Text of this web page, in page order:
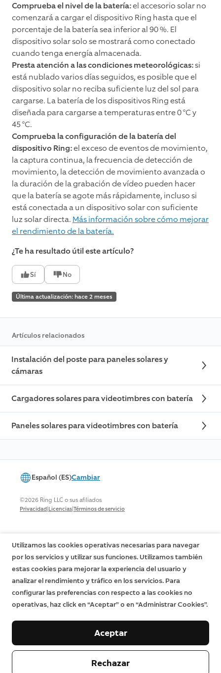
Comprueba el nivel de la batería:el accesorio solar no
comenzará a cargar el dispositivo Ring hasta que el
porcentaje de la batería sea inferior al 90 %. El
dispositivo solar solo se mostrará como conectado
cuando tenga energía almacenada.
Presta atención a las condiciones meteorológicas:si
está nublado varios días seguidos, es posible que el
dispositivo solar no reciba suficiente luz del sol para
cargarse. La batería de los dispositivos Ring está
diseñada para cargarse a temperaturas entre 0 °C y
45 °C.
Comprueba la configuración de la batería del
dispositivo Ring:el exceso de eventos de movimiento,
la captura continua, la frecuencia de detección de
movimiento, la detección de movimiento avanzada o
la duración de la grabación de vídeo pueden hacer
que la batería se agote más rápidamente, incluso si
está conectada a un dispositivo solar con suficiente
luz solar directa. Más información sobre cómo mejorar
el rendimiento de la batería.
¿Te ha resultado útil este artículo?
Sí No
Última actualización: hace 2 meses
Artículos relacionados
Instalación del poste para paneles solares y
cámaras
Cargadores solares para videotimbres con batería
Paneles solares para videotimbres con batería
Español (ES)Cambiar
©2026 Ring LLC o sus afiliados
Privacidad|Licencias|Términos de servicio
Utilizamos las cookies operativas necesarias para navegar
por los servicios y utilizar sus funciones. Utilizamos también
estas cookies para mejorar la experiencia del usuario y
analizar el rendimiento y tráfico en los servicios. Para
configurar las preferencias con respecto a las cookies no
operativas, haz click en “Aceptar” o en “Administrar Cookies”.
Rechazar
Aceptar